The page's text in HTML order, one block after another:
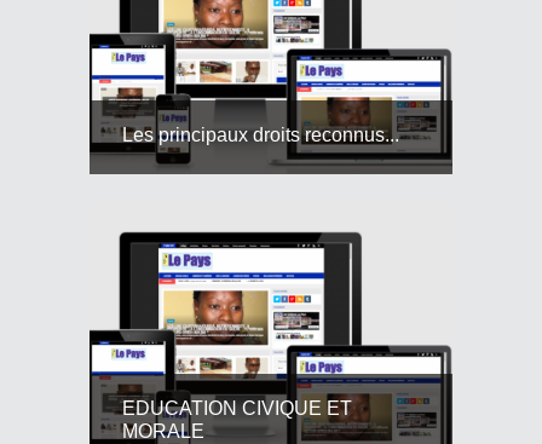
Les principaux droits reconnus...
EDUCATION CIVIQUE ET
MORALE